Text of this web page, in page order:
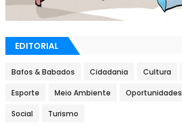
EDITORIAL
Bafos & Babados Cidadania Cultura
Esporte Meio Ambiente Oportunidades
Social Turismo